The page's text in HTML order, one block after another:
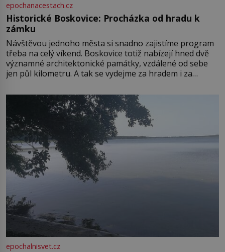
epochanacestach.cz
Historické Boskovice: Procházka od hradu k
zámku
Návštěvou jednoho města si snadno zajistíme program
třeba na celý víkend. Boskovice totiž nabízejí hned dvě
významné architektonické památky, vzdálené od sebe
jen půl kilometru. A tak se vydejme za hradem i za
Boskovice na okraji Drahanské vrchoviny vznikla někdy
ve13. století, a už v roce 1313 kronikáři zaznamenali
epochalnisvet.cz